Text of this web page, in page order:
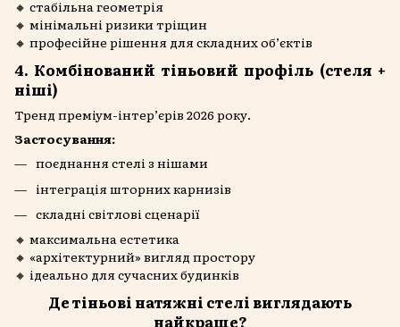
🔸 стабільна геометрія
🔸 мінімальні ризики тріщин
🔸 професійне рішення для складних об’єктів
4. Комбінований тіньовий профіль (стеля +
ніші)
Тренд преміум-інтер’єрів 2026 року.
Застосування:
поєднання стелі з нішами
інтеграція шторних карнизів
складні світлові сценарії
🔸 максимальна естетика
🔸 «архітектурний» вигляд простору
🔸 ідеально для сучасних будинків
Де тіньові натяжні стелі виглядають
найкраще?